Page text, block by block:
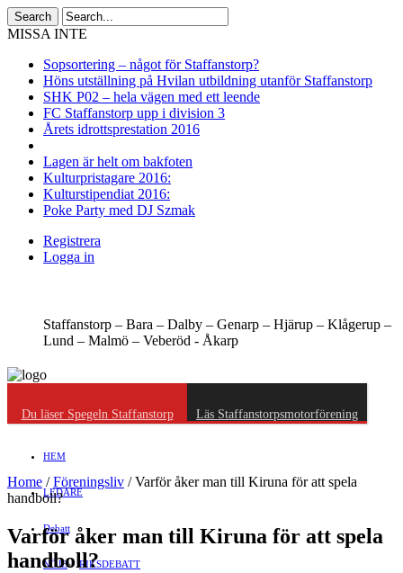
MISSA INTE
Sopsortering – något för Staffanstorp?
Höns utställning på Hvilan utbildning utanför Staffanstorp
SHK P02 – hela vägen med ett leende
FC Staffanstorp upp i division 3
Årets idrottsprestation 2016
Lagen är helt om bakfoten
Kulturpristagare 2016:
Kulturstipendiat 2016:
Poke Party med DJ Szmak
Registrera
Logga in
Staffanstorp – Bara – Dalby – Genarp – Hjärup – Klågerup –
Lund – Malmö – Veberöd - Åkarp
Du läser Spegeln Staffanstorp Läs Staffanstorpsmotorförening
HEM
LEDARE
Debatt
RIKSDEBATT
NÖJE
Home /Föreningsliv /Varför åker man till Kiruna för att spela
handboll?
Varför åker man till Kiruna för att spela
handboll?